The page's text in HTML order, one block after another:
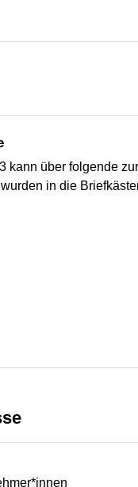
kann über folgende
in die